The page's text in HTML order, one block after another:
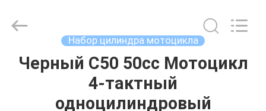
ДОМ
ПРОДУКТЫ
Rights
Набор цилиндра мотоцикла
Черный C50 50cc Мотоцикл
4-тактный
одноцилиндровый